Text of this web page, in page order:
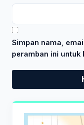
Simpan nama,
peramban ini untuk